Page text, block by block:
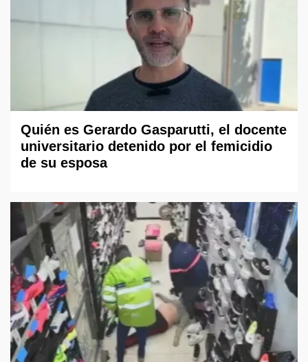
Quién es Gerardo Gasparutti, el docente
universitario detenido por el femicidio
de su esposa